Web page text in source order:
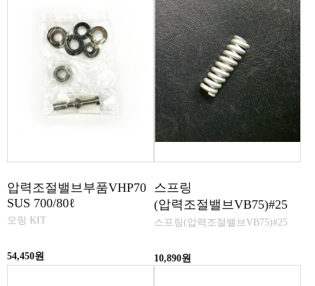
압력조절밸브부품VHP70
SUS 700/80ℓ
오링 KIT
54,450원
스프링
(압력조절밸브VB75)#25
스프링(압력조절밸브VB75)#25
10,890원